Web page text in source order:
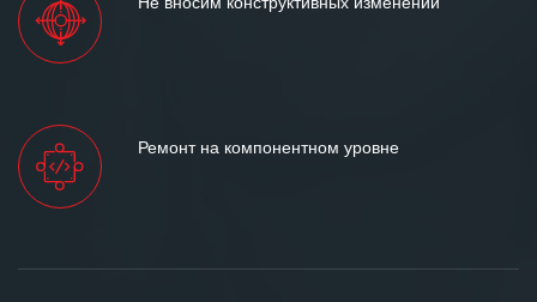
Ремонт на компонентном уровне